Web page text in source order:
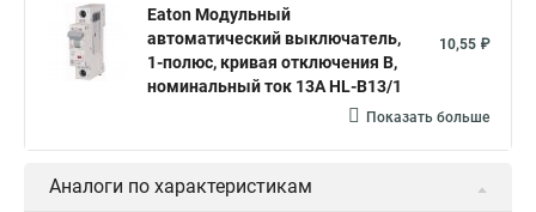
Eaton Модульный
автоматический выключатель,
1-полюс, кривая отключения B,
номинальный ток 13А HL-B13/1
10,55 ₽
Показать больше
Аналоги по характеристикам